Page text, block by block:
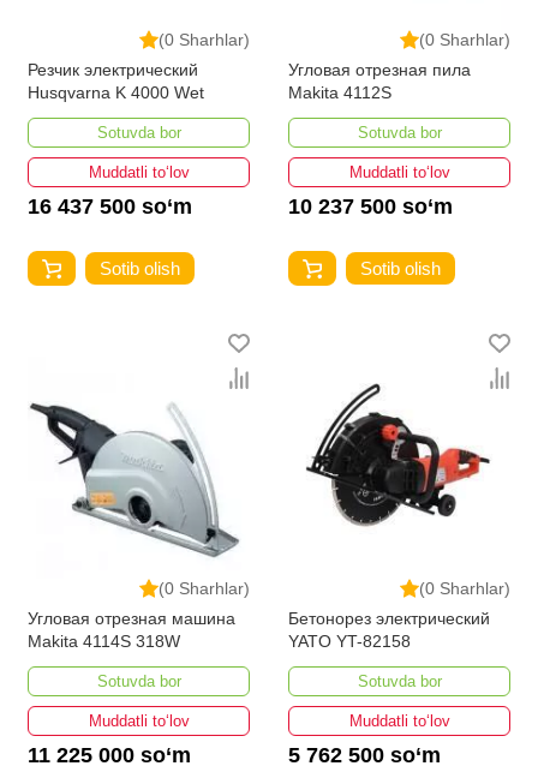
(0 Sharhlar)
Резчик электрический
Husqvarna K 4000 Wet
Sotuvda bor
Muddatli to‘lov
16 437 500 so‘m
Sotib olish
(0 Sharhlar)
Угловая отрезная пила
Makita 4112S
Sotuvda bor
Muddatli to‘lov
10 237 500 so‘m
Sotib olish
(0 Sharhlar)
Угловая отрезная машина
Makita 4114S 318W
Sotuvda bor
Muddatli to‘lov
11 225 000 so‘m
(0 Sharhlar)
Бетонорез электрический
YATO YT-82158
Sotuvda bor
Muddatli to‘lov
5 762 500 so‘m